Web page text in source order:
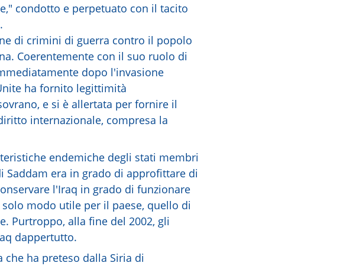
condotto e perpetuato con il tacito
di crimini di guerra contro il popolo
Coerentemente con il suo ruolo di
dopo l'invasione
ha fornito legittimità
e si è allertata per fornire il
internazionale, compresa la
endemiche degli stati membri
era in grado di approfittare di
l'Iraq in grado di funzionare
modo utile per il paese, quello di
Purtroppo, alla fine del 2002, gli
dappertutto.
ha preteso dalla Siria di